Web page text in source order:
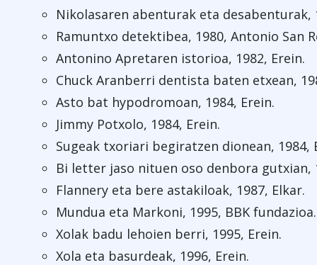
Nikolasaren abenturak eta desabenturak,
Ramuntxo detektibea, 1980, Antonio San
Antonino Apretaren istorioa, 1982, Erein.
Chuck Aranberri dentista baten etxean,
Asto bat hypodromoan, 1984, Erein.
Jimmy Potxolo, 1984, Erein.
Sugeak txoriari begiratzen dionean, 1984,
Bi letter jaso nituen oso denbora gutxian,
Flannery eta bere astakiloak, 1987, Elkar.
Mundua eta Markoni, 1995, BBK fundazioa.
Xolak badu lehoien berri, 1995, Erein.
Xola eta basurdeak, 1996, Erein.